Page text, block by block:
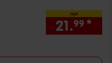
nur
21.99 *